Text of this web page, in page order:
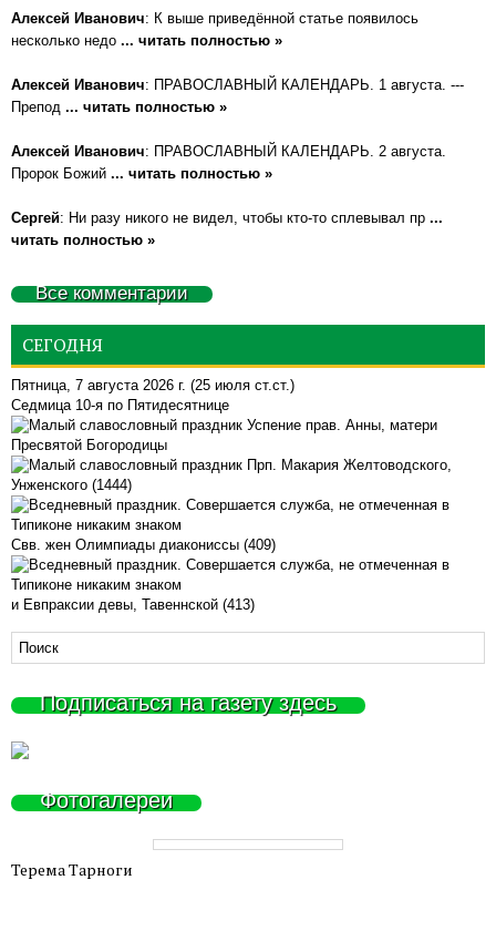
Алексей Иванович: К выше приведённой статье появилось
несколько недо ... читать полностью »
Алексей Иванович: ПРАВОСЛАВНЫЙ КАЛЕНДАРЬ. 1 августа. ---
Препод ... читать полностью »
Алексей Иванович: ПРАВОСЛАВНЫЙ КАЛЕНДАРЬ. 2 августа.
Пророк Божий ... читать полностью »
Сергей: Ни разу никого не видел, чтобы кто-то сплевывал пр ...
читать полностью »
Все комментарии
СЕГОДНЯ
Пятница, 7 августа 2026 г. (25 июля ст.ст.)
Седмица 10-я по Пятидесятнице
Успение прав. Анны, матери
Пресвятой Богородицы
Прп. Макария Желтоводского,
Унженского (1444)
Свв. жен Олимпиады диакониссы (409)
и Евпраксии девы, Тавеннской (413)
Подписаться на газету здесь
Фотогалереи
Терема Тарноги